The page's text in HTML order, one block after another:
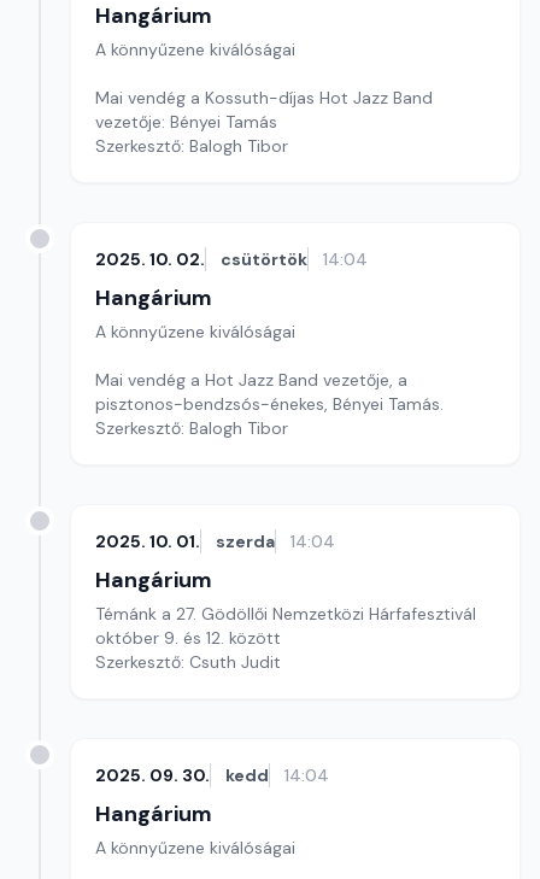
Hangárium
A könnyűzene kiválóságai
Mai vendég a Kossuth-díjas Hot Jazz Band
vezetője: Bényei Tamás
Szerkesztő: Balogh Tibor
2025. 10. 02. csütörtök 14:04
Hangárium
A könnyűzene kiválóságai
Mai vendég a Hot Jazz Band vezetője, a
pisztonos-bendzsós-énekes, Bényei Tamás.
Szerkesztő: Balogh Tibor
2025. 10. 01. szerda 14:04
Hangárium
Témánk a 27. Gödöllői Nemzetközi Hárfafesztivál
október 9. és 12. között
Szerkesztő: Csuth Judit
2025. 09. 30. kedd 14:04
Hangárium
A könnyűzene kiválóságai